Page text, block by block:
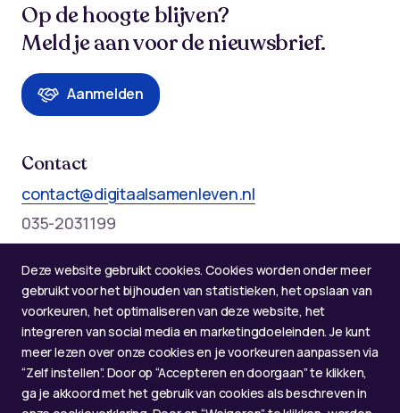
Deze website gebruikt cookies. Cookies worden onder meer
gebruikt voor het bijhouden van statistieken, het opslaan van
voorkeuren, het optimaliseren van deze website, het
integreren van social media en marketingdoeleinden. Je kunt
meer lezen over onze cookies en je voorkeuren aanpassen via
“Zelf instellen”. Door op “Accepteren en doorgaan” te klikken,
ga je akkoord met het gebruik van cookies als beschreven in
Op de hoogte blijven?
Meld je aan voor de nieuwsbrief.
Aanmelden
Contact
contact@digitaalsamenleven.nl
035-2031199
Maandag t/m donderdag: 09:00 - 12:00 en 13:00 - 17:00